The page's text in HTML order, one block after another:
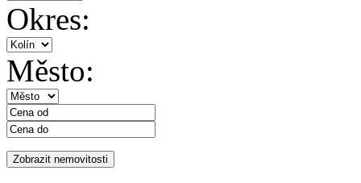
Okres:
Město: